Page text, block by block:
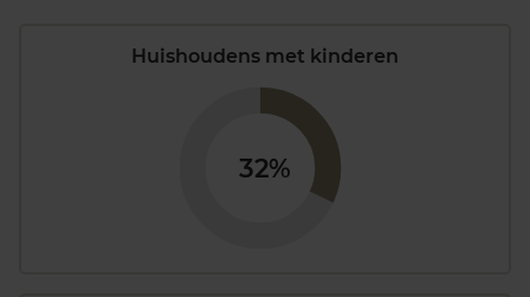
Huishoudens met kinderen
32%